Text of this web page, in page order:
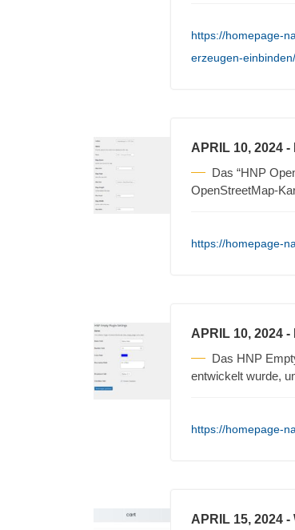
https://homepage-
erzeugen-einbinden/
APRIL 10, 2024 -
Das “HNP
OpenStreetMap-
https://homepage-
APRIL 10, 2024 -
Das HNP
entwickelt wurde,
https://homepage-
APRIL 15, 2024 -